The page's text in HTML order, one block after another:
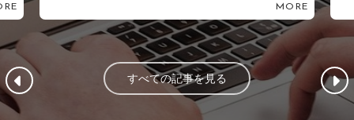
MORE
すべての記事を見る